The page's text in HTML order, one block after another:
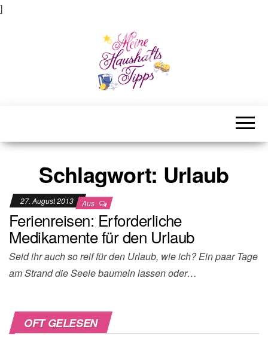
]
Schlagwort: Urlaub
27. August 2013 Aus
Ferienreisen: Erforderliche
Medikamente für den Urlaub
Seid ihr auch so reif für den Urlaub, wie ich? Ein paar Tage
am Strand die Seele baumeln lassen oder…
OFT GELESEN